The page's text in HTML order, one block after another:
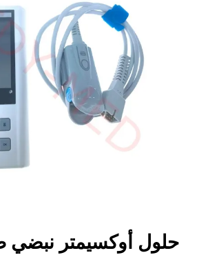
حلول أوكسيمتر نبضي